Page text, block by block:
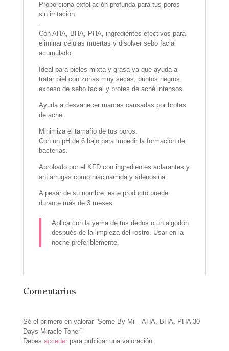
Proporciona exfoliación profunda para tus poros
sin irritación.
.
Con AHA, BHA, PHA, ingredientes efectivos para
eliminar células muertas y disolver sebo facial
acumulado.
Ideal para pieles mixta y grasa ya que ayuda a
tratar piel con zonas muy secas, puntos negros,
exceso de sebo facial y brotes de acné intensos.
Ayuda a desvanecer marcas causadas por brotes
de acné.
Minimiza el tamaño de tus poros.
Con un pH de 6 bajo para impedir la formación de
bacterias.
Aprobado por el KFD con ingredientes aclarantes y
antiarrugas como niacinamida y adenosina.
A pesar de su nombre, este producto puede
durante más de 3 meses.
Aplica con la yema de tus dedos o un algodón
después de la limpieza del rostro. Usar en la
noche preferiblemente.
Comentarios
Sé el primero en valorar “Some By Mi – AHA, BHA, PHA 30
Days Miracle Toner”
Debes accederpara publicar una valoración.